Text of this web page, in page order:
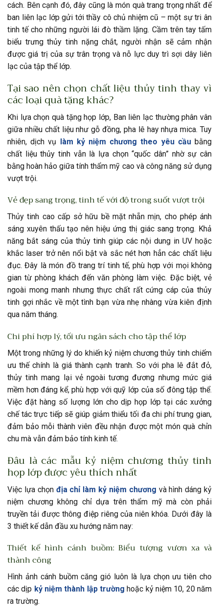
cách. Bên cạnh đó, đây cũng là món quà trang trọng nhất để
ban liên lạc lớp gửi tới thầy cô chủ nhiệm cũ – một sự tri ân
tinh tế cho những người lái đò thầm lặng. Cầm trên tay tấm
biểu trưng thủy tinh nặng chắt, người nhận sẽ cảm nhận
được giá trị của sự trân trọng và nỗ lực duy trì sợi dây liên
lạc của tập thể lớp.
Tại sao nên chọn chất liệu thủy tinh thay vì
các loại quà tặng khác?
Khi lựa chọn quà tặng họp lớp, Ban liên lạc thường phân vân
giữa nhiều chất liệu như gỗ đồng, pha lê hay nhựa mica. Tuy
nhiên, dịch vụ làm kỷ niệm chương theo yêu cầubằng
chất liệu thủy tinh vẫn là lựa chọn “quốc dân” nhờ sự cân
bằng hoàn hảo giữa tính thẩm mỹ cao và công năng sử dụng
vượt trội.
Vẻ đẹp sang trọng, tinh tế với độ trong suốt vượt trội
Thủy tinh cao cấp sở hữu bề mặt nhẵn mịn, cho phép ánh
sáng xuyên thấu tạo nên hiệu ứng thị giác sang trọng. Khả
năng bắt sáng của thủy tinh giúp các nội dung in UV hoặc
khắc laser trở nên nổi bật và sắc nét hơn hẳn các chất liệu
đục. Đây là món đồ trang trí tinh tế, phù hợp với mọi không
gian từ phòng khách đến văn phòng làm việc. Đặc biệt, vẻ
ngoài mong manh nhưng thực chất rất cứng cáp của thủy
tinh gợi nhắc về một tình bạn vừa nhẹ nhàng vừa kiên định
qua năm tháng.
Chi phí hợp lý, tối ưu ngân sách cho tập thể lớp
Một trong những lý do khiến kỷ niệm chương thủy tinh chiếm
ưu thế chính là giá thành cạnh tranh. So với pha lê đắt đỏ,
thủy tinh mang lại vẻ ngoài tương đương nhưng mức giá
mềm hơn đáng kể, phù hợp với quỹ lớp của số đông tập thể.
Việc đặt hàng số lượng lớn cho dịp họp lớp tại các xưởng
chế tác trực tiếp sẽ giúp giảm thiểu tối đa chi phí trung gian,
đảm bảo mỗi thành viên đều nhận được một món quà chỉn
chu mà vẫn đảm bảo tính kinh tế.
Đâu là các mẫu kỷ niệm chương thủy tinh
họp lớp được yêu thích nhất
Việc lựa chọn địa chỉ làm kỷ niệm chương và hình dáng kỷ
niệm chương không chỉ dựa trên thẩm mỹ mà còn phải
truyền tải được thông điệp riêng của niên khóa. Dưới đây là
3 thiết kế dẫn đầu xu hướng năm nay:
Thiết kế hình cánh buồm: Biểu tượng vươn xa và
thành công
Hình ảnh cánh buồm căng gió luôn là lựa chọn ưu tiên cho
các dịp kỷ niệm thành lập trường hoặc kỷ niệm 10, 20 năm
ra trường.